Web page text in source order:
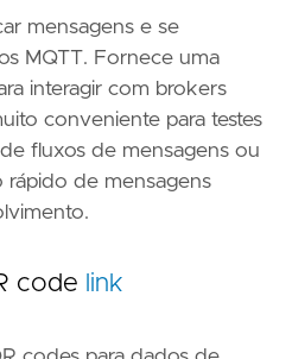
mensagens e se
MQTT. Fornece uma
interagir com brokers
conveniente para testes
fluxos de mensagens ou
de mensagens
code link